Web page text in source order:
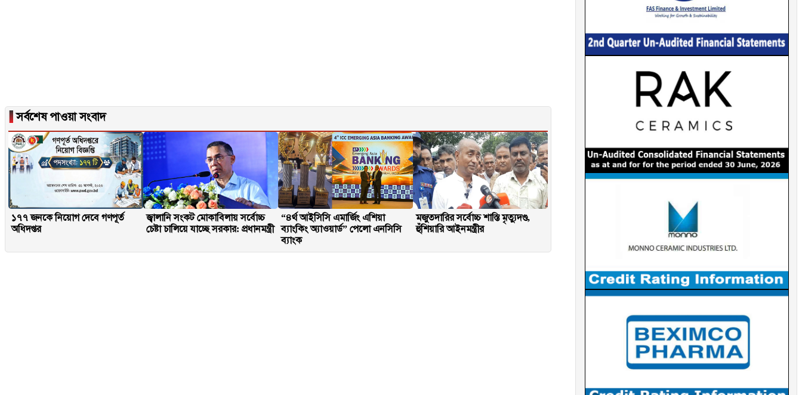
▐সর্বশেষ পাওয়া সংবাদ
১৭৭ জনকে নিয়োগ দেবে গণপূর্ত
অধিদপ্তর
জ্বালানি সংকট মোকাবিলায় সর্বোচ্চ
চেষ্টা চালিয়ে যাচ্ছে সরকার: প্রধানমন্ত্রী
“৪র্থ আইসিসি এমার্জিং এশিয়া
ব্যাংকিং অ্যাওয়ার্ড” পেলো এনসিসি
ব্যাংক
মজুতদারির সর্বোচ্চ শাস্তি মৃত্যুদণ্ড,
হুঁশিয়ারি আইনমন্ত্রীর